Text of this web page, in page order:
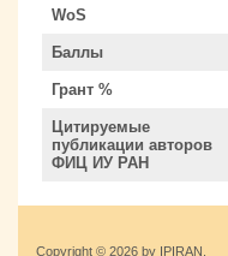
WoS
Баллы
Грант %
Цитируемые
публикации авторов
ФИЦ ИУ РАН
Copyright © 2026 by IPIRAN.